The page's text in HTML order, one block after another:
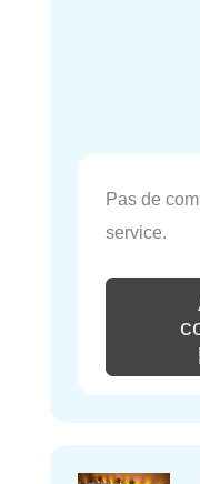
Pas de
service.